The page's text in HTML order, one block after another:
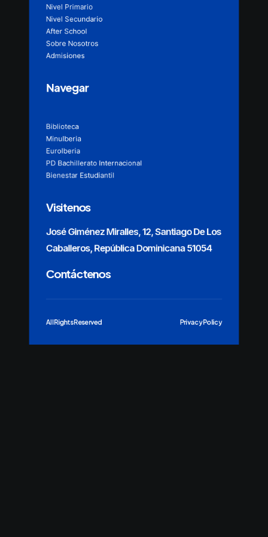
Nivel Primario
Nivel Secundario
After School
Sobre Nosotros
Admisiones
Navegar
Biblioteca
MinuIberia
EuroIberia
PD Bachillerato Internacional
Bienestar Estudiantil
Visitenos
José Giménez Miralles, 12, Santiago De Los
Caballeros, República Dominicana 51054
Contáctenos
All Rights Reserved Privacy Policy